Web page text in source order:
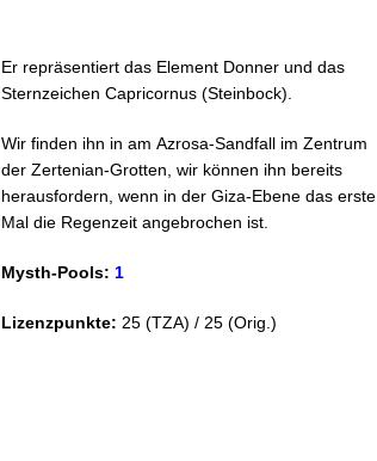
Er repräsentiert das Element Donner und das
Sternzeichen Capricornus (Steinbock).
Wir finden ihn in am Azrosa-Sandfall im Zentrum
der Zertenian-Grotten, wir können ihn bereits
herausfordern, wenn in der Giza-Ebene das erste
Mal die Regenzeit angebrochen ist.
Mysth-Pools: 1
Lizenzpunkte: 25 (TZA) / 25 (Orig.)